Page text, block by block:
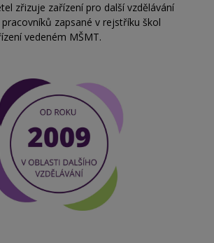
zřizuje zařízení pro další vzdělávání
zapsané v rejstříku škol
vedeném MŠMT.